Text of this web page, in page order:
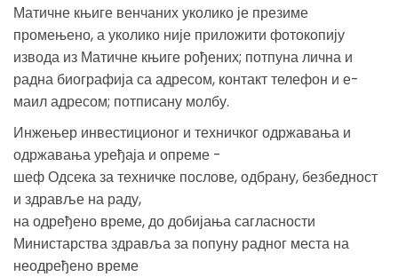
Матичне књиге венчаних уколико је презиме
промењено, а уколико није приложити фотокопију
извода из Матичне књиге рођених; потпуна лична и
радна биографија са адресом, контакт телефон и е-
маил адресом; потписану молбу.
Инжењер инвестиционог и техничког одржавања и
одржавања уређаја и опреме -
шеф Одсека за техничке послове, одбрану, безбедност
и здравље на раду,
на одређено време, до добијања сагласности
Министарства здравља за попуну радног места на
неодређено време